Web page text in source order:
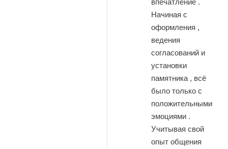
впечатление .
Начиная с
оформления ,
ведения
согласований и
установки
памятника , всё
было только с
положительными
эмоциями .
Учитывая свой
опыт общения